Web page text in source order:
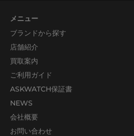
メニュー
ブランドから探す
店舗紹介
買取案内
ご利用ガイド
ASKWATCH保証書
NEWS
会社概要
お問い合わせ